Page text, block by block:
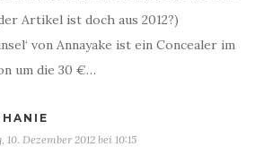
Artikel ist doch aus 2012?)
von Annayake ist ein Concealer im
um die 30 €…
10. Dezember 2012 bei 10:15